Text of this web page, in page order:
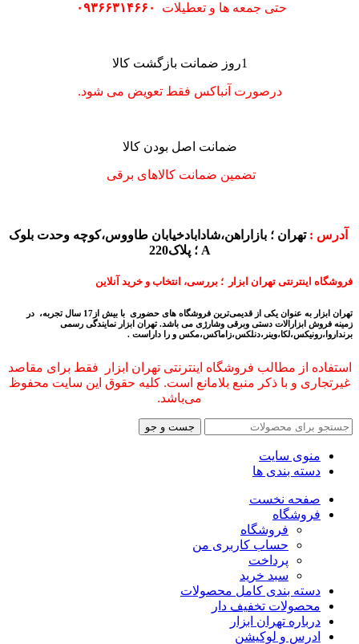
حتی جمعه ها و تعطیلات ۰۹۳۶۶۳۱۴۶۶۰
1روز ضمانت بازگشت کالا
درصورت آنباکس فقط تعویض می شود.
ضمانت اصل بودن کالا
تضمین ضمانت کالاهای برقی
آدرس : تهران ؛ بازاراهن،شادابادخیابان طاووس،کوچه وحدت بلوک
A ؛ پلاک220
فروشگاه اینترنتی تهران ابزار ؛ بررسی، انتخاب و خرید آنلاین
تهران ابزار به عنوان یکی از قدیمی‌ترین فروشگاه های حضوری با بیش از17 سال تجربه، در
زمینه فروش ابزارالات دستی وبرقی وشارژی می باشد.تهران ابزار نمایندگی رسمی
برنداروا،رونیکس،لکا،وینر،دنلکس،زاماکس،مکس و را داراست .
استفاده از مطالب فروشگاه اینترنتی تهران ابزار فقط برای مقاصد
غیرتجاری و با ذکر منبع بلامانع است. کلیه حقوق این سایت محفوظ
می‌باشد.
جست و جو
منوی سایت
دسته بندی ها
صفحه نخست
فروشگاه
فروشگاه
حساب کاربری من
پرداخت
سبد خرید
دسته بندی کامل محصولات
محصولات تخفیف دار
درباره تهران ابزار
ادرس و لوکیشن